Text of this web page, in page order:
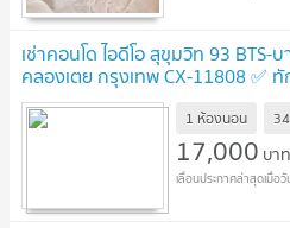
เช่าคอนโด ไอดีโอ สุขุมวิท 93 BTS-
คลองเตย กรุงเทพ CX-11808 ✅
ตอบทันที ทีมงานมืออาชีพ ✅
1 ห้องนอน
17,000 บา